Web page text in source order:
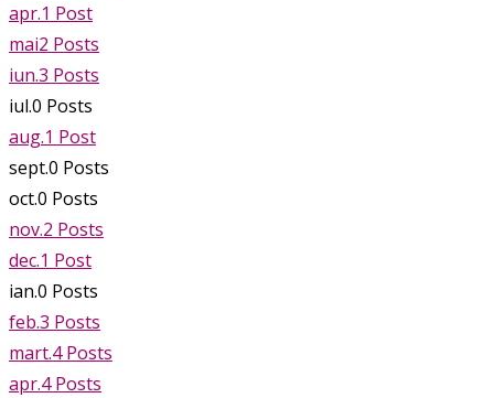
apr.1 Post
mai2 Posts
iun.3 Posts
iul.0 Posts
aug.1 Post
sept.0 Posts
oct.0 Posts
nov.2 Posts
dec.1 Post
ian.0 Posts
feb.3 Posts
mart.4 Posts
apr.4 Posts